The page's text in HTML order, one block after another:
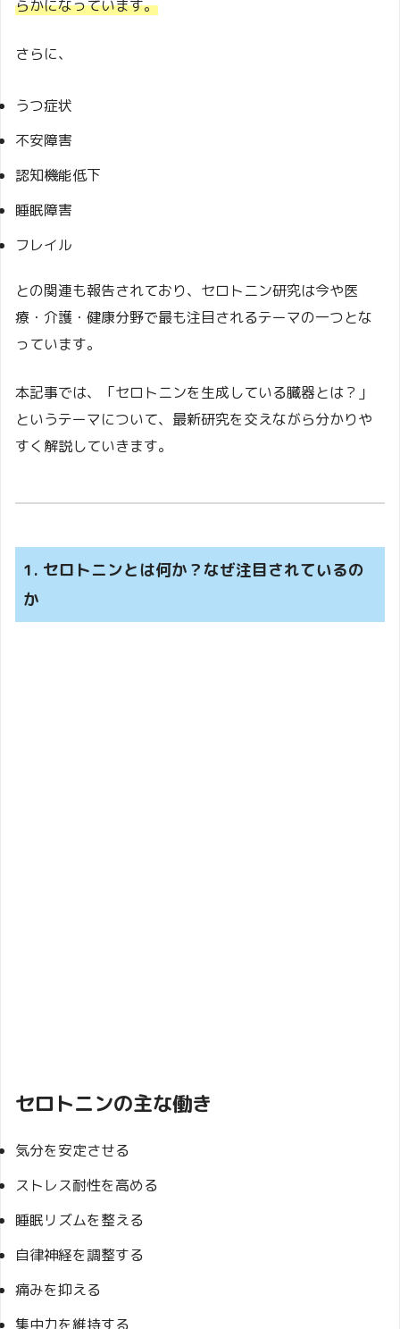
らかになっています。
さらに、
うつ症状
不安障害
認知機能低下
睡眠障害
フレイル
との関連も報告されており、セロトニン研究は今や医
療・介護・健康分野で最も注目されるテーマの一つとな
っています。
本記事では、「セロトニンを生成している臓器とは？」
というテーマについて、最新研究を交えながら分かりや
すく解説していきます。
1. セロトニンとは何か？なぜ注目されているの
か
セロトニンの主な働き
気分を安定させる
ストレス耐性を高める
睡眠リズムを整える
自律神経を調整する
痛みを抑える
集中力を維持する